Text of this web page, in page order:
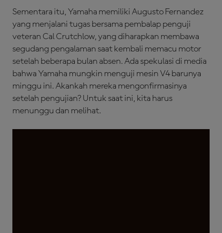
Sementara itu, Yamaha memiliki Augusto Fernandez
yang menjalani tugas bersama pembalap penguji
veteran Cal Crutchlow, yang diharapkan membawa
segudang pengalaman saat kembali memacu motor
setelah beberapa bulan absen. Ada spekulasi di media
bahwa Yamaha mungkin menguji mesin V4 barunya
minggu ini. Akankah mereka mengonfirmasinya
setelah pengujian? Untuk saat ini, kita harus
menunggu dan melihat.